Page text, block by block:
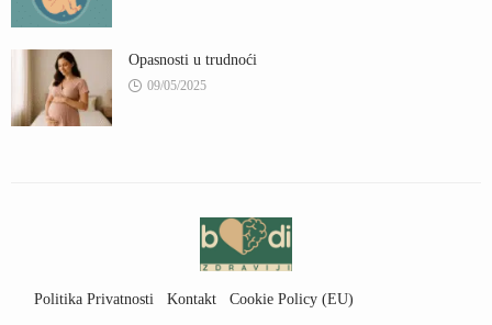
Opasnosti u trudnoći
09/05/2025
Politika Privatnosti Kontakt Cookie Policy (EU)